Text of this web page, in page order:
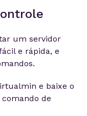
um servidor
e rápida, e
e baixe o
de